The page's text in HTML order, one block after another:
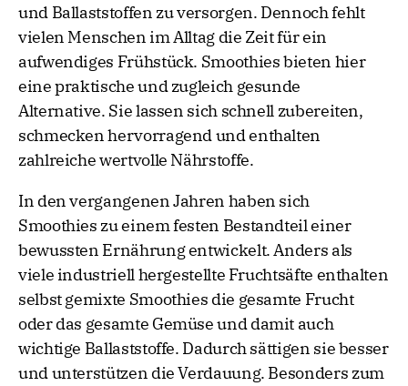
und Ballaststoffen zu versorgen. Dennoch fehlt
vielen Menschen im Alltag die Zeit für ein
aufwendiges Frühstück. Smoothies bieten hier
eine praktische und zugleich gesunde
Alternative. Sie lassen sich schnell zubereiten,
schmecken hervorragend und enthalten
zahlreiche wertvolle Nährstoffe.
In den vergangenen Jahren haben sich
Smoothies zu einem festen Bestandteil einer
bewussten Ernährung entwickelt. Anders als
viele industriell hergestellte Fruchtsäfte enthalten
selbst gemixte Smoothies die gesamte Frucht
oder das gesamte Gemüse und damit auch
wichtige Ballaststoffe. Dadurch sättigen sie besser
und unterstützen die Verdauung. Besonders zum